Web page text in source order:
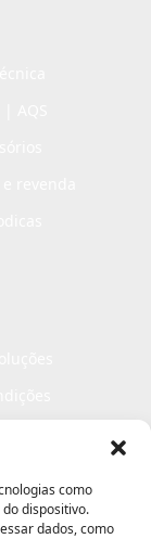
como
dispositivo.
dados, como